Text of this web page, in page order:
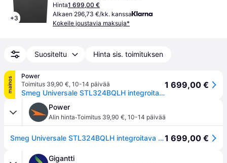
+3
Hinta1 699,00 €
Alkaen 296,73 €/kk. kanssa
Kokeile joustavia maksuja*
Suositeltu Hinta sis. toimituksen
mainos
Power
Toimitus 39,90 €, 10-14 päivää
Smeg Universale STL324BQLH integroitava astianpesukone
1 699,00 €
Power
Alin hinta·Toimitus 39,90 €, 10-14 päivää
Smeg Universale STL324BQLH integroitava astianpesukone1 699,00 €
Gigantti